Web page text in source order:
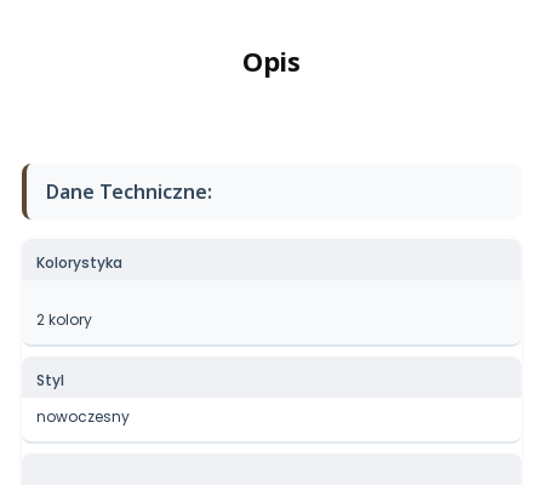
Opis
Dane Techniczne:
Kolorystyka
2 kolory
Styl
nowoczesny